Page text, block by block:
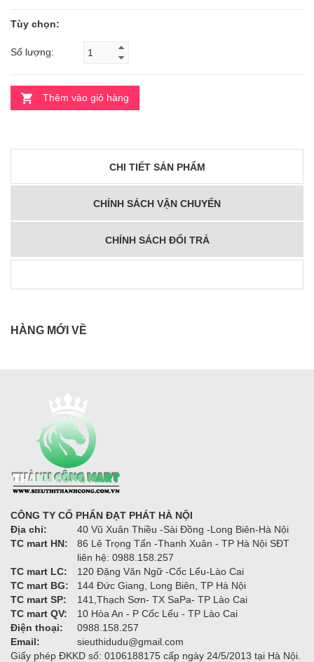
Tùy chọn:
Số lượng:
Thêm vào giỏ hàng
CHI TIẾT SẢN PHẨM
CHÍNH SÁCH VẬN CHUYỂN
CHÍNH SÁCH ĐỔI TRẢ
HÀNG MỚI VỀ
CÔNG TY CỔ PHẨN ĐẠT PHÁT HÀ NỘI
Địa chỉ:
40 Vũ Xuân Thiều -Sài Đồng -Long Biên-Hà Nội
TC mart HN:
86 Lê Trọng Tấn -Thanh Xuân - TP Hà Nội SĐT
liên hệ: 0988.158.257
TC mart LC:
120 Đặng Văn Ngữ -Cốc Lếu-Lào Cai
TC mart BG:
144 Đức Giang, Long Biên, TP Hà Nội
TC mart SP:
141,Thạch Sơn- TX SaPa- TP Lào Cai
TC mart QV:
10 Hòa An - P Cốc Lếu - TP Lào Cai
Điện thoại:
0988.158.257
Email:
sieuthidudu@gmail.com
Giấy phép ĐKKD số: 0106188175 cấp ngày 24/5/2013 tại Hà Nội.